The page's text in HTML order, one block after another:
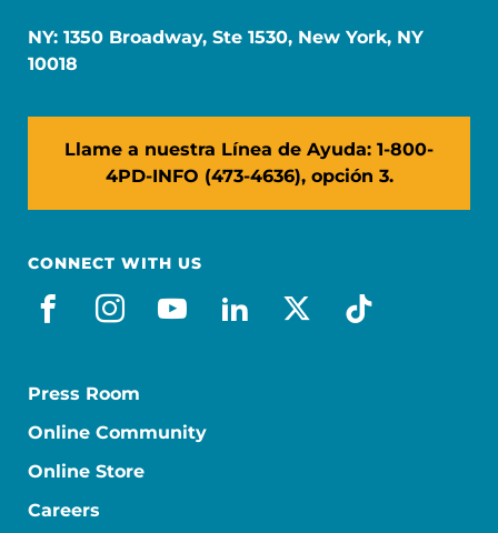
NY: 1350 Broadway, Ste 1530, New York, NY
10018
Llame a nuestra Línea de Ayuda: 1-800-
4PD-INFO (473-4636), opción 3.
CONNECT WITH US
facebook_es
instagram
youtube
linkedin
x-socialtiktok
Press Room
Online Community
Online Store
Careers